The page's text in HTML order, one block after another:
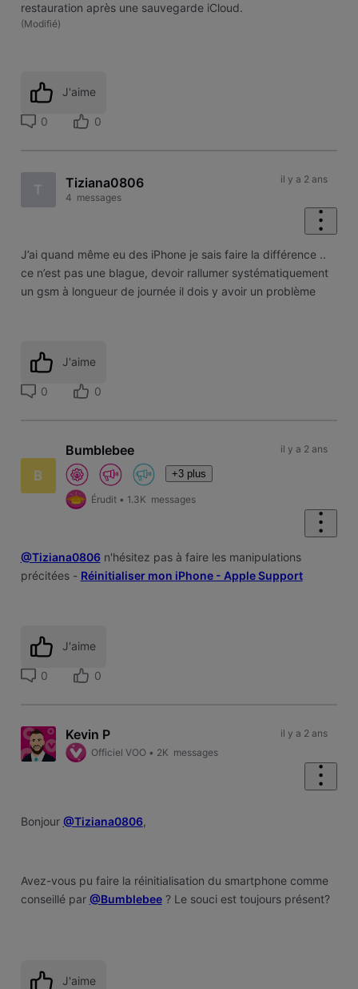
restauration après une sauvegarde iCloud.
(Modifié)
J'aime
0 0
T Tiziana0806
4 messages
il y a 2 ans
J’ai quand même eu des iPhone je sais faire la différence ..
ce n’est pas une blague, devoir rallumer systématiquement
un gsm à longueur de journée il dois y avoir un problème
J'aime
0 0
B
Bumblebee
+3 plus
Érudit • 1.3K messages
il y a 2 ans
@Tiziana0806n'hésitez pas à faire les manipulations
précitées - Réinitialiser mon iPhone - Apple Support
J'aime
0 0
Kevin P
Officiel VOO • 2K messages
il y a 2 ans
Bonjour @Tiziana0806,
Avez-vous pu faire la réinitialisation du smartphone comme
conseillé par @Bumblebee? Le souci est toujours présent?
J'aime